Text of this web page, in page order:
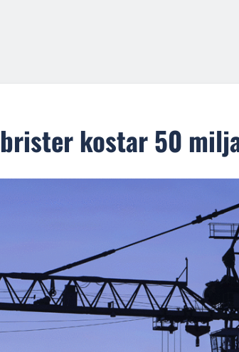
kostar 50